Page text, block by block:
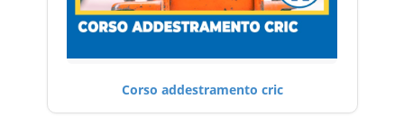
Corso addestramento cric